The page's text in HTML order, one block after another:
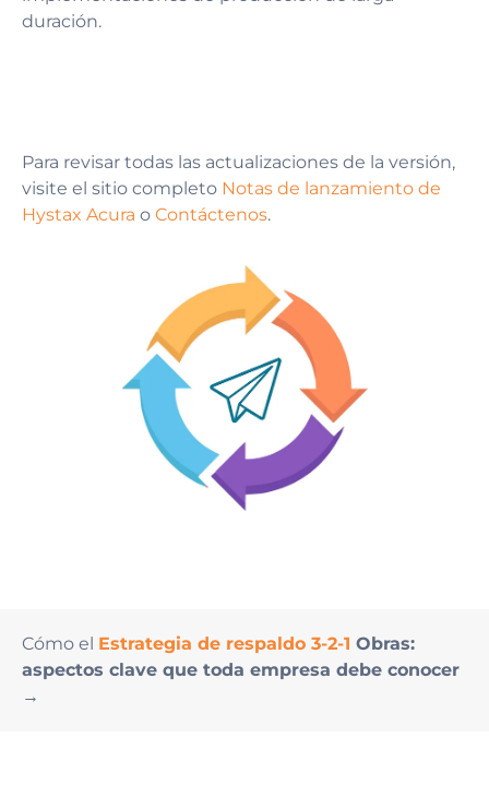
duración.
Para revisar todas las actualizaciones de la versión,
visite el sitio completo Notas de lanzamiento de
Hystax Acura o Contáctenos.
Cómo el Estrategia de respaldo 3-2-1 Obras:
aspectos clave que toda empresa debe conocer
→